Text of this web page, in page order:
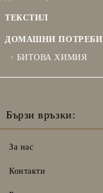
ТЕКСТИЛ
ДОМАШНИ ПОТРЕБИ
БИТОВА ХИМИЯ
Бързи връзки:
За нас
Контакти